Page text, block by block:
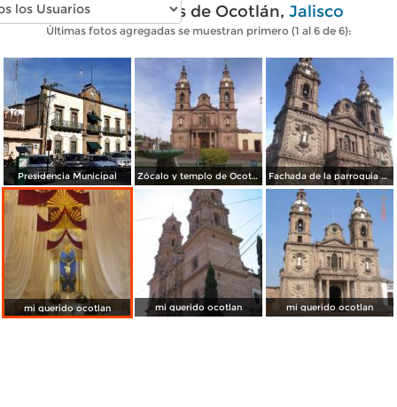
Fotos modernas de Ocotlán, Jalisco
Últimas fotos agregadas se muestran primero (1 al 6 de 6):
Presidencia Municipal Zócalo y templo de Ocotlán. Marzo/2016 Fachada de la parroquia de Ocotlán. Marzo/2016
mi querido ocotlan mi querido ocotlan mi querido ocotlan